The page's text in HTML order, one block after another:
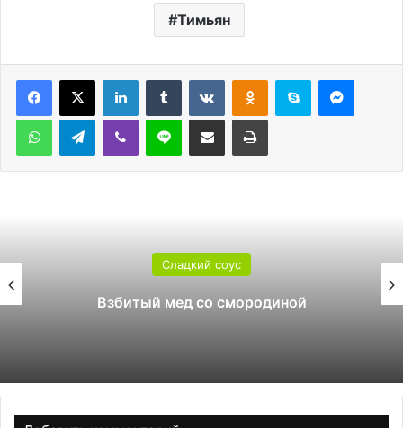
Тимьян
LinkedInTumblr ВконтактеОдноклассники
Skype
WhatsAppTelegramViber Line Поделиться через электронную почту Печатать
Сладкий соус
Взбитый мед со смородиной